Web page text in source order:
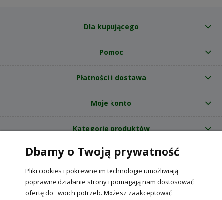
Dla kupującego
Pomoc
Płatności i dostawa
Moje konto
Kategorie produktów
O nas
Internetowy sklep ogrodniczy z nasionami RajOgrodnika.pl
NIP: 6090037061, REGON: 260240470 | Czarnca, ul. Tęczowa 31, 29-100
Dbamy o Twoją prywatność
Pliki cookies i pokrewne im technologie umożliwiają
poprawne działanie strony i pomagają nam dostosować
ofertę do Twoich potrzeb. Możesz zaakceptować